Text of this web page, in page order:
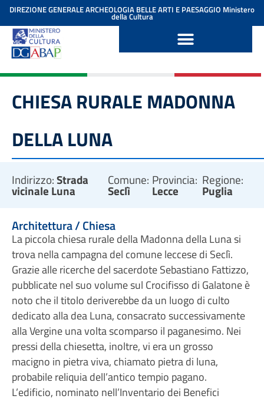
contenuto
DIREZIONE GENERALE ARCHEOLOGIA BELLE ARTI E PAESAGGIO Ministero
della Cultura
CHIESA RURALE MADONNA
DELLA LUNA
Indirizzo:Strada
vicinale Luna
Comune:
Seclì
Provincia:
Lecce
Regione:
Puglia
Architettura / Chiesa
La piccola chiesa rurale della Madonna della Luna si
trova nella campagna del comune leccese di Seclì.
Grazie alle ricerche del sacerdote Sebastiano Fattizzo,
pubblicate nel suo volume sul Crocifisso di Galatone è
noto che il titolo deriverebbe da un luogo di culto
dedicato alla dea Luna, consacrato successivamente
alla Vergine una volta scomparso il paganesimo. Nei
pressi della chiesetta, inoltre, vi era un grosso
macigno in pietra viva, chiamato pietra di luna,
probabile reliquia dell’antico tempio pagano.
L’edificio, nominato nell’Inventario dei Benefici